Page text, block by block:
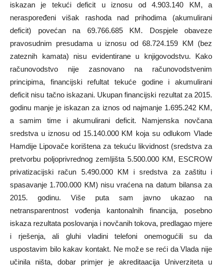
iskazan je tekući deficit u iznosu od 4.903.140 KM, a
neraspoređeni višak rashoda nad prihodima (akumulirani
deficit) povećan na 69.766.685 KM. Dospjele obaveze
pravosudnim presudama u iznosu od 68.724.159 KM (bez
zateznih kamata) nisu evidentirane u knjigovodstvu. Kako
računovodstvo nije zasnovano na računovodstvenim
principima, financijski refultat tekuće godine i akumulirani
deficit nisu tačno iskazani. Ukupan financijski rezultat za 2015.
godinu manje je iskazan za iznos od najmanje 1.695.242 KM,
a samim time i akumulirani deficit. Namjenska novčana
sredstva u iznosu od 15.140.000 KM koja su odlukom Vlade
Hamdije Lipovače korištena za tekuću likvidnost (sredstva za
pretvorbu poljoprivrednog zemljišta 5.500.000 KM, ESCROW
privatizacijski račun 5.490.000 KM i sredstva za zaštitu i
spasavanje 1.700.000 KM) nisu vraćena na datum bilansa za
2015. godinu. Više puta sam javno ukazao na
netransparentnost vođenja kantonalnih financija, posebno
iskaza rezultata poslovanja i novčanih tokova, predlagao mjere
i rješenja, ali gluhi vladini telefoni onemogućili su da
uspostavim bilo kakav kontakt. Ne može se reći da Vlada nije
učinila ništa, dobar primjer je akreditaacija Univerziteta u